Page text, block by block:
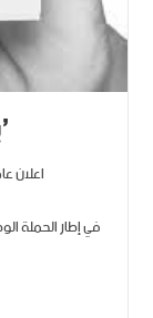
يوم تكويني حول ‘ منصة ابتكار’
اعلان
في إطار الحملة